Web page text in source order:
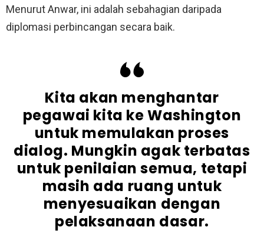
Menurut Anwar, ini adalah sebahagian daripada
diplomasi perbincangan secara baik.
Kita akan menghantar
pegawai kita ke Washington
untuk memulakan proses
dialog. Mungkin agak terbatas
untuk penilaian semua, tetapi
masih ada ruang untuk
menyesuaikan dengan
pelaksanaan dasar.